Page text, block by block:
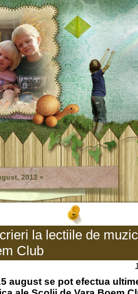
2012 «
la lectiile de
Club
august se pot efectua